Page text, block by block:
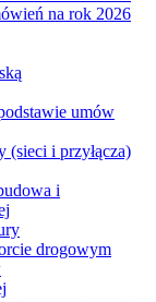
na rok 2026
umów
(sieci i przyłącza)
i
drogowym